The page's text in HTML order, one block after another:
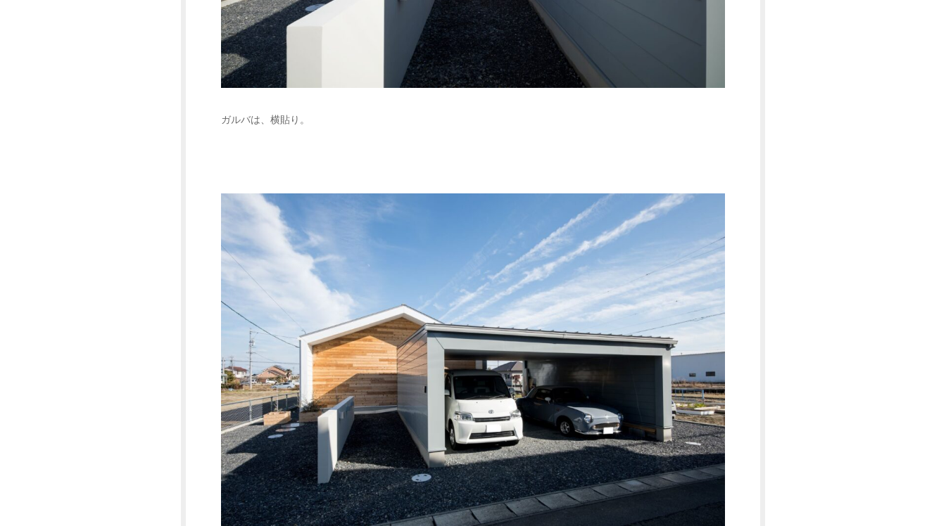
ガルバは、横貼り。